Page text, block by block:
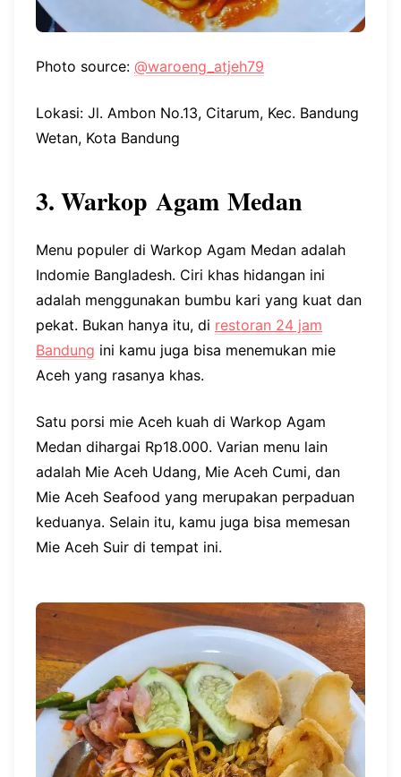
Photo source: @waroeng_atjeh79
Lokasi: Jl. Ambon No.13, Citarum, Kec. Bandung
Wetan, Kota Bandung
3. Warkop Agam Medan
Menu populer di Warkop Agam Medan adalah
Indomie Bangladesh. Ciri khas hidangan ini
adalah menggunakan bumbu kari yang kuat dan
pekat. Bukan hanya itu, di restoran 24 jam
Bandung ini kamu juga bisa menemukan mie
Aceh yang rasanya khas.
Satu porsi mie Aceh kuah di Warkop Agam
Medan dihargai Rp18.000. Varian menu lain
adalah Mie Aceh Udang, Mie Aceh Cumi, dan
Mie Aceh Seafood yang merupakan perpaduan
keduanya. Selain itu, kamu juga bisa memesan
Mie Aceh Suir di tempat ini.